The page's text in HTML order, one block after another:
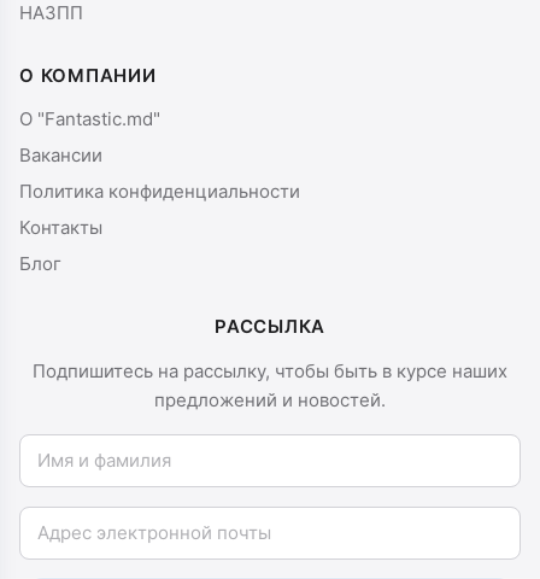
НАЗПП
О КОМПАНИИ
О "Fantastic.md"
Вакансии
Политика конфиденциальности
Контакты
Блог
РАССЫЛКА
Подпишитесь на рассылку, чтобы быть в курсе наших
предложений и новостей.
Имя и фамилия
Email